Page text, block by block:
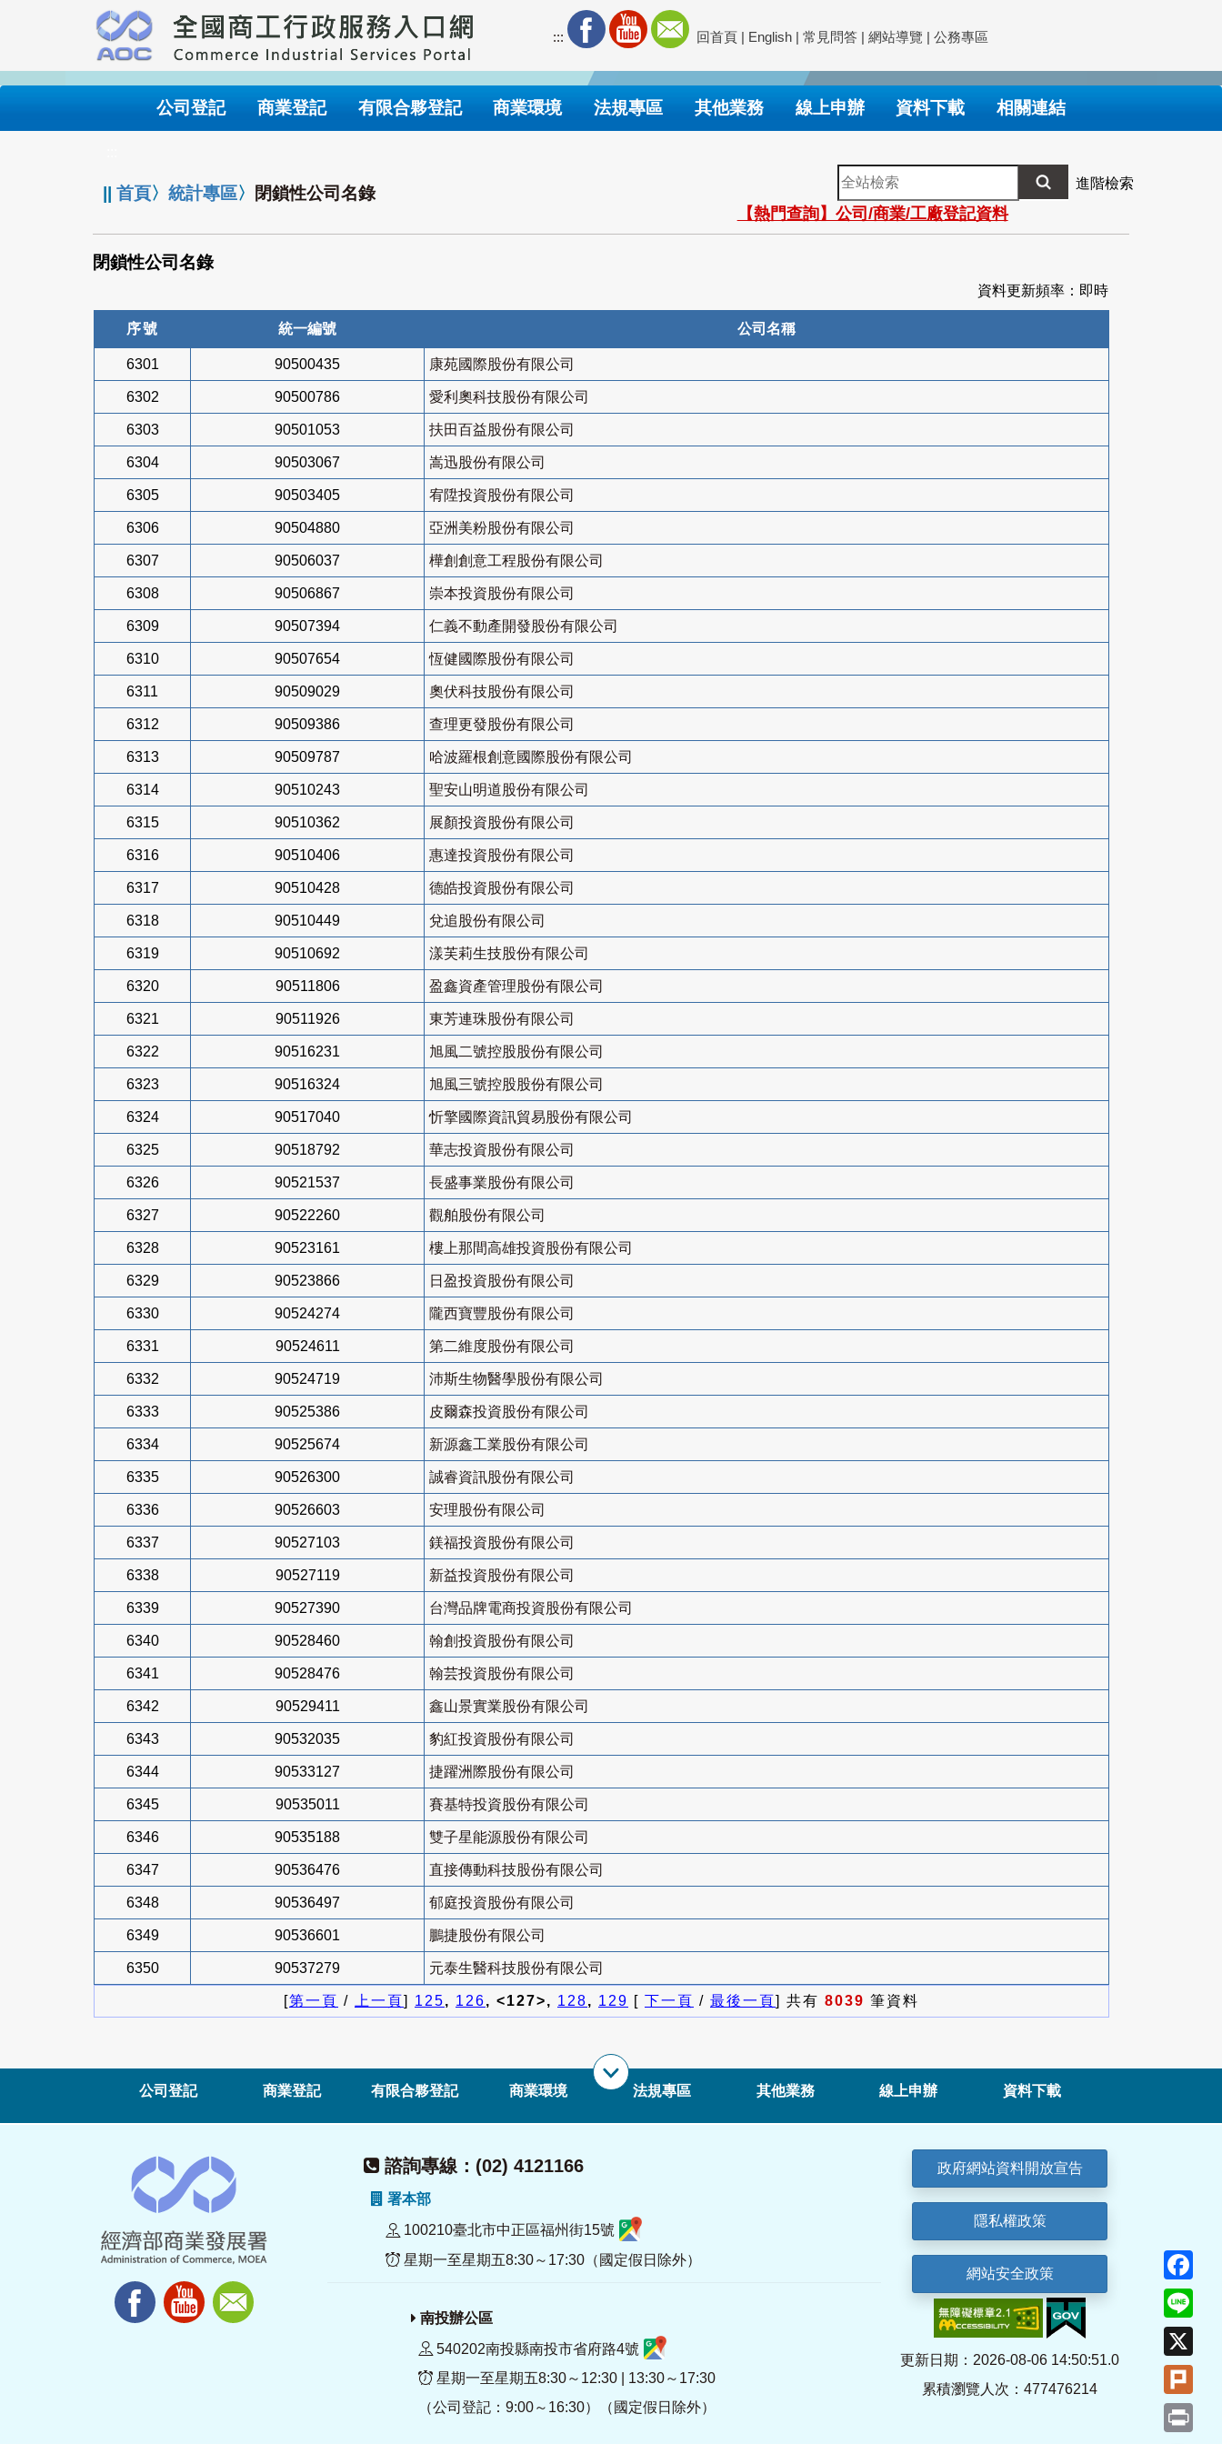
要
內
::: 回首頁 | English | 常見問答 | 網站導覽 | 公務專區
公司登記 商業登記 有限合夥登記 商業環境 法規專區 其他業務 線上申辦 資料下載 相關連結
||首頁〉統計專區〉 閉鎖性公司名錄
全
站
檢
索
進階檢索
【熱門查詢】公司/商業/工廠登記資料
閉鎖性公司名錄
資料更新頻率：即時
序號 統一編號 公司名稱
6301 90500435 康苑國際股份有限公司
6302 90500786 愛利奧科技股份有限公司
6303 90501053 扶田百益股份有限公司
6304 90503067 嵩迅股份有限公司
6305 90503405 宥陞投資股份有限公司
6306 90504880 亞洲美粉股份有限公司
6307 90506037 樺創創意工程股份有限公司
6308 90506867 崇本投資股份有限公司
6309 90507394 仁義不動產開發股份有限公司
6310 90507654 恆健國際股份有限公司
6311 90509029 奧伏科技股份有限公司
6312 90509386 查理更發股份有限公司
6313 90509787 哈波羅根創意國際股份有限公司
6314 90510243 聖安山明道股份有限公司
6315 90510362 展顏投資股份有限公司
6316 90510406 惠達投資股份有限公司
6317 90510428 德皓投資股份有限公司
6318 90510449 兌追股份有限公司
6319 90510692 漾芙莉生技股份有限公司
6320 90511806 盈鑫資產管理股份有限公司
6321 90511926 東芳連珠股份有限公司
6322 90516231 旭風二號控股股份有限公司
6323 90516324 旭風三號控股股份有限公司
6324 90517040 忻擎國際資訊貿易股份有限公司
6325 90518792 華志投資股份有限公司
6326 90521537 長盛事業股份有限公司
6327 90522260 觀舶股份有限公司
6328 90523161 樓上那間高雄投資股份有限公司
6329 90523866 日盈投資股份有限公司
6330 90524274 隴西寶豐股份有限公司
6331 90524611 第二維度股份有限公司
6332 90524719 沛斯生物醫學股份有限公司
6333 90525386 皮爾森投資股份有限公司
6334 90525674 新源鑫工業股份有限公司
6335 90526300 誠睿資訊股份有限公司
6336 90526603 安理股份有限公司
6337 90527103 鎂福投資股份有限公司
6338 90527119 新益投資股份有限公司
6339 90527390 台灣品牌電商投資股份有限公司
6340 90528460 翰創投資股份有限公司
6341 90528476 翰芸投資股份有限公司
6342 90529411 鑫山景實業股份有限公司
6343 90532035 豹紅投資股份有限公司
6344 90533127 捷躍洲際股份有限公司
6345 90535011 賽基特投資股份有限公司
6346 90535188 雙子星能源股份有限公司
6347 90536476 直接傳動科技股份有限公司
6348 90536497 郁庭投資股份有限公司
6349 90536601 鵬捷股份有限公司
6350 90537279 元泰生醫科技股份有限公司
[第一頁 / 上一頁] 125, 126, <127>, 128, 129 [ 下一頁 / 最後一頁] 共有 8039 筆資料
公司登記 商業登記 有限合夥登記 商業環境 法規專區 其他業務 線上申辦 資料下載
諮詢專線：(02) 4121166
署本部
100210臺北市中正區福州街15號
星期一至星期五8:30～17:30（國定假日除外）
南投辦公區
540202南投縣南投市省府路4號
星期一至星期五8:30～12:30 | 13:30～17:30
（公司登記：9:00～16:30）（國定假日除外）
政府網站資料開放宣告
隱私權政策
網站安全政策
更新日期：2026-08-06 14:50:51.0
累積瀏覽人次：477476214